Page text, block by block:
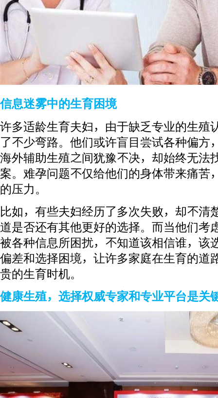
信息迷雾中的生育困境
许多适龄生育夫妇，由于缺乏专业的生殖
了不少弯路。他们或许盲目尝试各种偏方
海外辅助生殖之间犹豫不决，却始终无法
案。难孕问题不仅给他们的身体带来痛苦
的压力。
比如，有些夫妇经历了多次失败，却不清
道是否还有其他更好的选择。而当他们考
被各种信息所困扰，不知道该相信谁，该
偏差和选择困境，让许多家庭在生育的道
贵的生育时机。
健康生殖，选择权威专家和专业平台是关